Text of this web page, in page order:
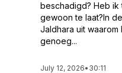
beschadigd? Heb ik
gewoon te laat?In
Jaldhara uit
genoeg...
July 12, 2026• 30:11